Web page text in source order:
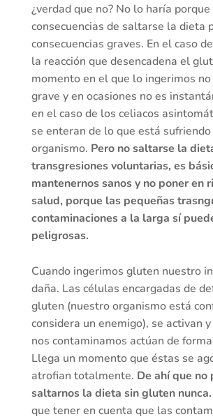
¿verdad que no? No lo haría
consecuencias de saltarse la dieta
consecuencias graves. En el caso
la reacción que desencadena el
momento en el que lo ingerimos
grave y en ocasiones no es
en el caso de los celiacos
se enteran de lo que está sufriendo
organismo. Pero no saltarse la
transgresiones voluntarias, es
mantenernos sanos y no poner en
salud, porque las pequeñas
contaminaciones a la larga sí
peligrosas.
Cuando ingerimos gluten nuestro
daña. Las células encargadas de
gluten (nuestro organismo está
considera un enemigo), se activan
nos contaminamos actúan de
Llega un momento que éstas se
atrofian totalmente. De ahí que no
saltarnos la dieta sin gluten nunca.
que tener en cuenta que las